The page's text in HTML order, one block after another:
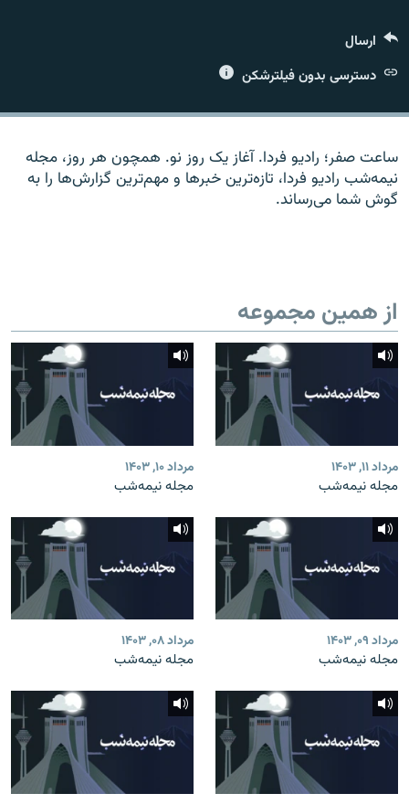
زبان‌های دیگر
ارسال
دسترسی بدون فیلترشکن
ساعت صفر؛ رادیو فردا. آغاز یک روز نو. همچون هر روز، مجله
نیمه‌شب رادیو فردا، تازه‌ترین خبرها و مهم‌ترین گزارش‌ها را به
گوش شما می‌رساند.
از همین مجموعه
مرداد ۱۱, ۱۴۰۳
مجله نیمه‌شب
مرداد ۱۰, ۱۴۰۳
مجله نیمه‌شب
مرداد ۰۹, ۱۴۰۳
مجله نیمه‌شب
مرداد ۰۸, ۱۴۰۳
مجله نیمه‌شب